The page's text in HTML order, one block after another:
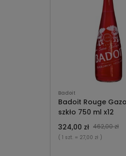
Badoit
Badoit Rouge
szkło 750 ml x12
324,00 zł 462,00 zł
( 1 szt. = 27,00 zł )